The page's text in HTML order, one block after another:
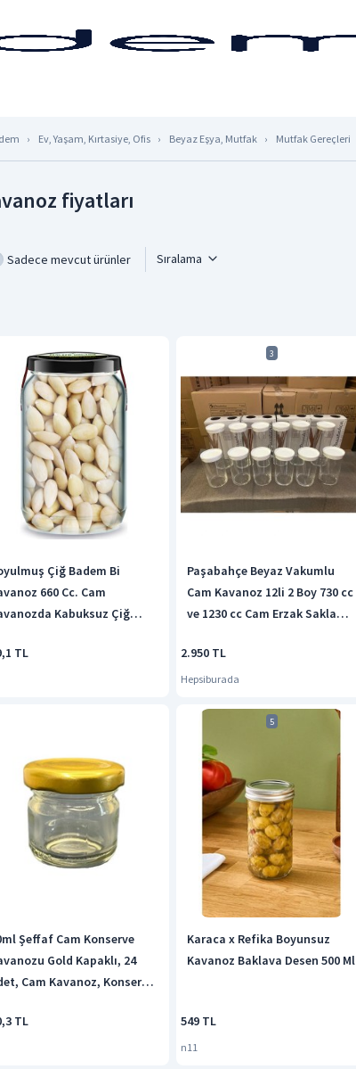
Ev, Yaşam, Kırtasiye, Ofis Beyaz Eşya, Mutfak Mutfak Gereçleri
fiyatları
Sadece mevcut ürünler Sıralama
Çiğ Badem Bi
660 Cc. Cam
Kabuksuz Çiğ
TL
3
Paşabahçe Beyaz Vakumlu
Cam Kavanoz 12li 2 Boy 730 cc
ve 1230 cc Cam Erzak Saklama
2.950 TL
Hepsiburada
Şeffaf Cam Konserve
Gold Kapaklı, 24
Cam Kavanoz, Konserve
Kavanozu, Saklama
Şeffaf
TL
5
Karaca x Refika Boyunsuz
Kavanoz Baklava Desen 500 Ml
549 TL
n11